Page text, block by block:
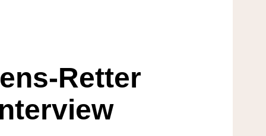
Retter